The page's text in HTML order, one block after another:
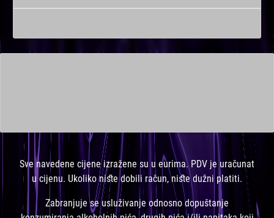
Sve navedene cijene izražene su u eurima. PDV je uračunat
u cijenu. Ukoliko niste dobili račun, niste dužni platiti.
Zabranjuje se usluživanje odnosno dopuštanje